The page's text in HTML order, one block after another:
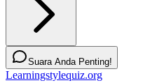
Suara Anda Penting!
Learningstylequiz.org